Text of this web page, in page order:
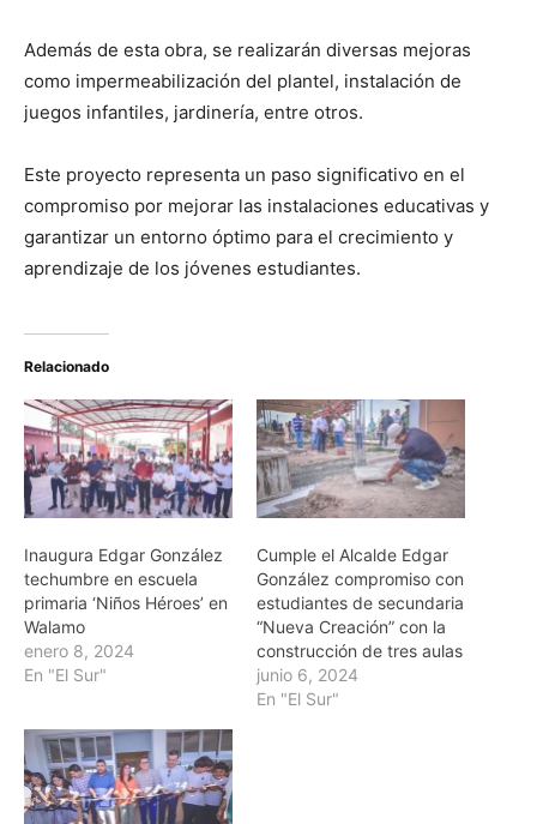
Además de esta obra, se realizarán diversas mejoras
como impermeabilización del plantel, instalación de
juegos infantiles, jardinería, entre otros.
Este proyecto representa un paso significativo en el
compromiso por mejorar las instalaciones educativas y
garantizar un entorno óptimo para el crecimiento y
aprendizaje de los jóvenes estudiantes.
Relacionado
Inaugura Edgar González
techumbre en escuela
primaria ‘Niños Héroes’ en
Walamo
enero 8, 2024
En "El Sur"
Cumple el Alcalde Edgar
González compromiso con
estudiantes de secundaria
“Nueva Creación” con la
construcción de tres aulas
junio 6, 2024
En "El Sur"